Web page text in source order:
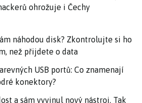
ohrožuje i Čechy
náhodou disk? Zkontrolujte si ho
než přijdete o data
USB portů: Co znamenají
konektory?
a sám vyvinul nový nástroj. Tak